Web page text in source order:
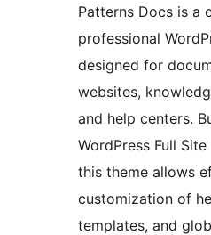
Patterns Docs is a
professional
designed for
websites,
and help centers.
WordPress Full
this theme allows
customization of
templates, and